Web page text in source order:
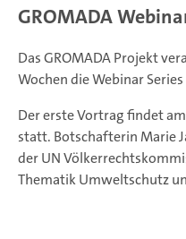
GROMADA
Das GROMADA Projekt
Wochen die Webinar
Der erste Vortrag findet
statt. Botschafterin Marie
der UN
Thematik Umweltschutz